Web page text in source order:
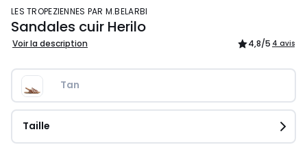
LES TROPEZIENNES PAR M.BELARBI
Sandales cuir Herilo
Voir la description 4,8/5 4 avis
Tan
Taille